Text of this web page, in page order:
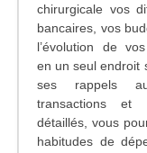
chirurgicale vos
bancaires, vos
l’évolution de
en un seul endroit
ses rappels
transactions et
détaillés, vous
habitudes de